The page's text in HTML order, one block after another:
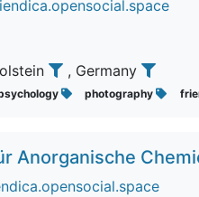
, Germany
photography
Anorganische